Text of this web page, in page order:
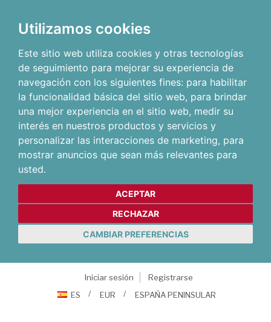
Utilizamos cookies
Este sitio web utiliza cookies y otras tecnologías
de seguimiento para mejorar su experiencia de
navegación con los siguientes fines: para habilitar
la funcionalidad básica del sitio web, para brindar
una mejor experiencia en el sitio web, medir su
interés en nuestros productos y servicios y
personalizar las interacciones de marketing, para
mostrar anuncios que sean más relevantes para
usted.
ACEPTAR
RECHAZAR
CAMBIAR PREFERENCIAS
Iniciar sesión
Registrarse
ES
EUR ESPAÑA PENINSULAR